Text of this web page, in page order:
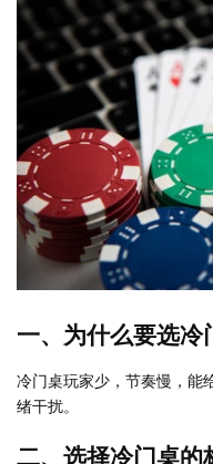
一、为什么要选冷
冷门桌玩家少，节奏慢，能
绪干扰。
二、选择冷门桌的